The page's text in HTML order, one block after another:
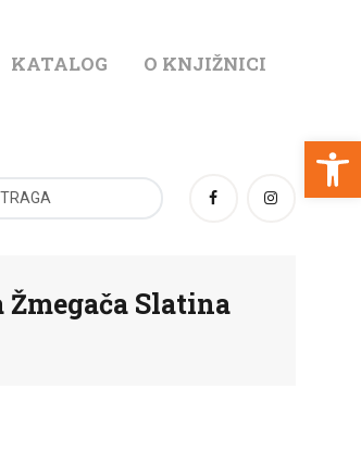
Open toolbar
KATALOG O KNJIŽNICI
Slatina